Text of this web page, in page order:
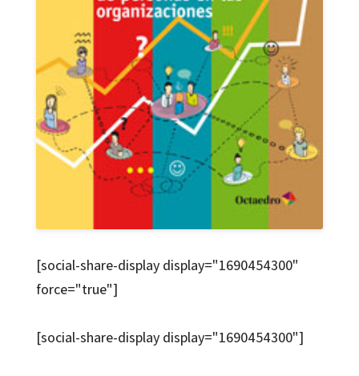
[social-share-display display="1690454300"
force="true"]
[social-share-display display="1690454300"]